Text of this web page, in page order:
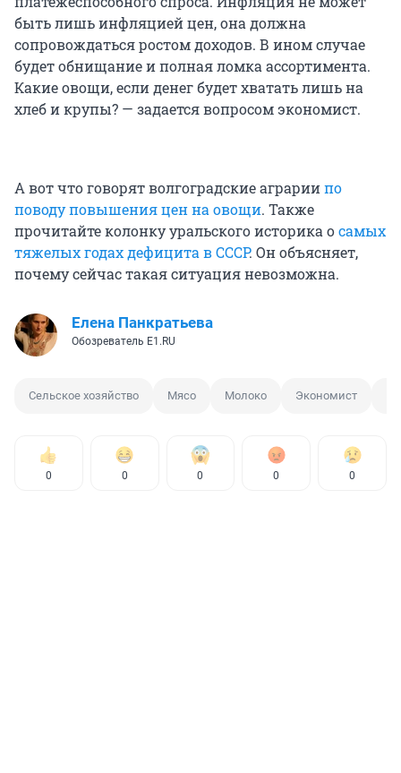
быть лишь инфляцией цен, она должна
сопровождаться ростом доходов. В ином случае
будет обнищание и полная ломка ассортимента.
Какие овощи, если денег будет хватать лишь на
хлеб и крупы? — задается вопросом экономист.
А вот что говорят волгоградские аграриипо
поводу повышения цен на овощи. Также
прочитайте колонку уральского историка осамых
тяжелых годах дефицита в СССР. Он объясняет,
почему сейчас такая ситуация невозможна.
Елена Панкратьева
Обозреватель E1.RU
Сельское хозяйство Мясо Молоко Экономист
0 0 0 0 0